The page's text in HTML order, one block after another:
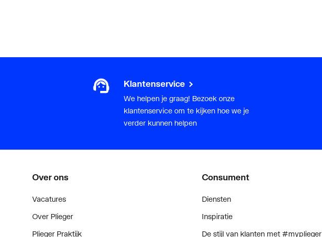
Klantenservice
We helpen je graag! Bezoek onze
klantenservice om te kijken hoe we je
verder kunnen helpen
Over ons
Vacatures
Over Plieger
Plieger Praktijk
Consument
Diensten
Inspiratie
De stijl van klanten met #myplieger